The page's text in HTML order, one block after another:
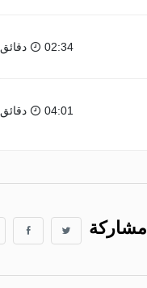
02:34 دقائق
04:01 دقائق
مشاركة